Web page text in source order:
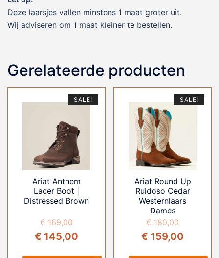
Deze laarsjes vallen minstens 1 maat groter uit.
Wij adviseren om 1 maat kleiner te bestellen.
Gerelateerde producten
SALE!
Ariat Anthem
Lacer Boot |
Distressed Brown
€169,00
Oorspronkelijke
€ 145,00Huidige
SALE!
Ariat Round Up
Ruidoso Cedar
Westernlaars
Dames
€180,00
Oorspronkelijke
€ 159,00